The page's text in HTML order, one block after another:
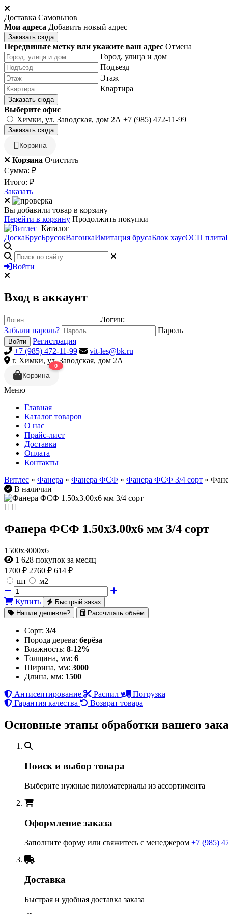
Доставка Самовызов
Мои адреса Добавить новый адрес
Заказать сюда
Передвиньте метку или укажите ваш адрес Отмена
Город, улица и дом
Подъезд
Этаж
Квартира
Заказать сюда
Выберите офис
Химки, ул. Заводская, дом 2А +7 (985) 472-11-99
Заказать сюда
Корзина
Корзина Очистить
Сумма: ₽
Итого: ₽
Заказать
Вы добавили товар в корзину
Перейти в корзину Продолжить покупки
Каталог
ДоскаБрусБрусокВагонкаИмитация брусаБлок хаусОСП плита
Войти
Вход в аккаунт
Логин:
Забыли пароль?
Пароль
Войти
Регистрация
+7 (985) 472-11-99
vit-les@bk.ru
г. Химки, ул. Заводская, дом 2А
Корзина
0
Меню
Главная
Каталог товаров
О нас
Прайс-лист
Доставка
Оплата
Контакты
Витлес » Фанера » Фанера ФСФ » Фанера ФСФ 3/4 сорт »
В наличии
Фанера ФСФ 1.50х3.00х6 мм 3/4 сорт
1500х3000х6
1 628 покупок за месяц
1700 ₽ 2760 ₽ 614 ₽
шт
м2
Купить
Быстрый заказ
Нашли дешевле?
Рассчитать объём
Сорт: 3/4
Порода дерева: берёза
Влажность: 8-12%
Толщина, мм: 6
Ширина, мм: 3000
Длина, мм: 1500
Антисептирование
Распил
Погрузка
Гарантия качества
Возврат товара
Основные этапы обработки вашего
Поиск и выбор товара
Выберите нужные пиломатериалы из ассортимента
Оформление заказа
Заполните форму или свяжитесь с менеджером +7 (985)
Доставка
Быстрая и удобная доставка заказа